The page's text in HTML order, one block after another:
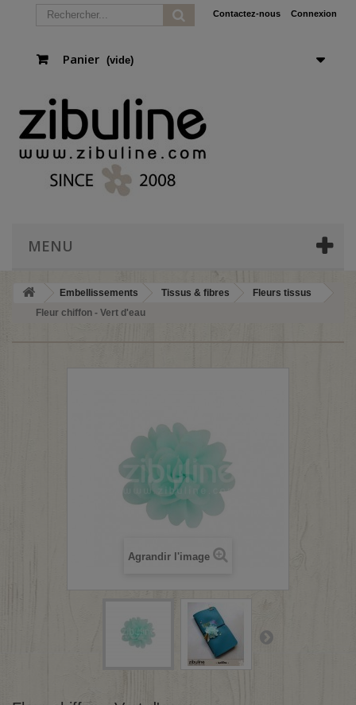
Connexion
Contactez-nous
Panier (vide)
MENU
Embellissements Tissus & fibres
Fleurs tissus
Fleur chiffon - Vert d'eau
Agrandir l'image